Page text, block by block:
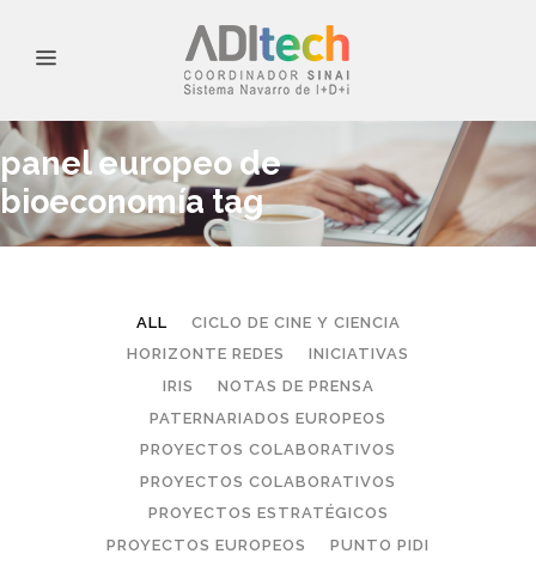
panel europeo de
bioeconomía tag
ALL
CICLO DE CINE Y CIENCIA
HORIZONTE REDES
INICIATIVAS
IRIS
NOTAS DE PRENSA
PATERNARIADOS EUROPEOS
PROYECTOS COLABORATIVOS
PROYECTOS COLABORATIVOS
PROYECTOS ESTRATÉGICOS
PROYECTOS EUROPEOS
PUNTO PIDI